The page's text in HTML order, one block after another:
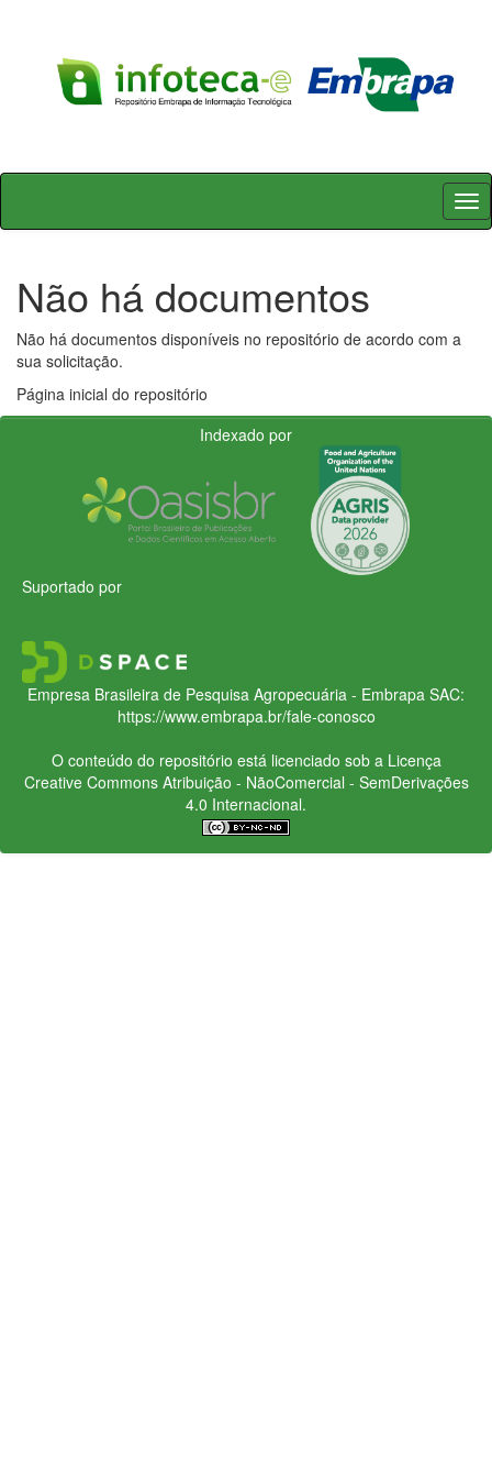
Skip
Não há documentos
Não há documentos disponíveis no repositório de acordo com a
sua solicitação.
Página inicial do repositório
Indexado por
Suportado por
Empresa Brasileira de Pesquisa Agropecuária - Embrapa SAC:
https://www.embrapa.br/fale-conosco
O conteúdo do repositório está licenciado sob a Licença
Creative CommonsAtribuição - NãoComercial - SemDerivações
4.0 Internacional.